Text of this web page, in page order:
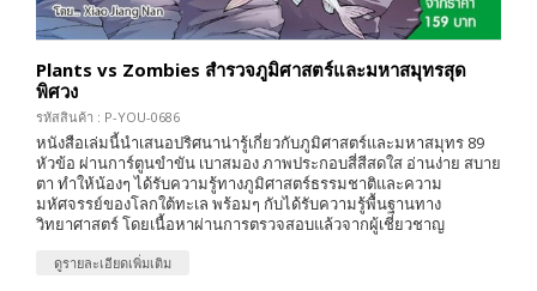
Plants vs Zombies สำรวจภูมิศาสตร์และมหาสมุทรสุด
พิศวง
รหัสสินค้า : P-YOU-0686
หนังสือเล่มนี้นำเสนอปริศนาน่ารู้เกี่ยวกับภูมิศาสตร์และมหาสมุทร 89
หัวข้อ ผ่านการ์ตูนขำขัน เบาสมอง ภาพประกอบสี่สีสดใส อ่านง่าย สบาย
ตา ทำให้น้องๆ ได้รับความรู้ทางภูมิศาสตร์ธรรมชาติและความ
มหัศจรรย์ของโลกใต้ทะเล พร้อมๆ กับได้รับความรู้พื้นฐานทาง
วิทยาศาสตร์ โดยเนื้อหาผ่านการตรวจสอบแล้วจากผู้เชี่ยวชาญ
ดูรายละเอียดเพิ่มเติม